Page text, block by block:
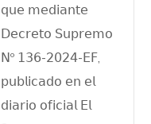
𝗊𝗎𝖾 𝗆𝖾𝖽𝗂𝖺𝗇𝗍𝖾
𝖣𝖾𝖼𝗋𝖾𝗍𝗈 𝖲𝗎𝗉𝗋𝖾𝗆𝗈
𝖭º 𝟣𝟥𝟨-𝟤𝟢𝟤𝟦-𝖤𝖥,
𝗉𝗎𝖻𝗅𝗂𝖼𝖺𝖽𝗈 𝖾𝗇 𝖾𝗅
𝖽𝗂𝖺𝗋𝗂𝗈 𝗈𝖿𝗂𝖼𝗂𝖺𝗅 𝖤𝗅